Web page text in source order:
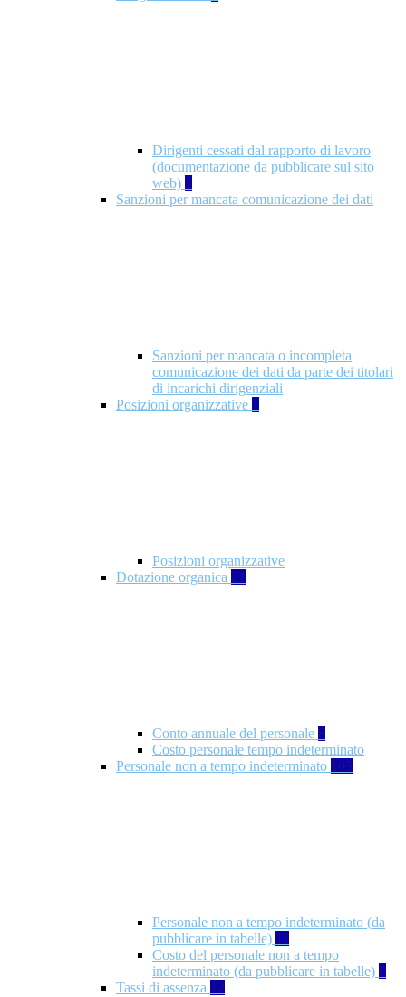
Dirigenti cessati dal rapporto di lavoro
(documentazione da pubblicare sul sito
web) 1
Sanzioni per mancata comunicazione dei dati
Sanzioni per mancata o incompleta
comunicazione dei dati da parte dei titolari
di incarichi dirigenziali
Posizioni organizzative 1
Posizioni organizzative
Dotazione organica 21
Conto annuale del personale 8
Costo personale tempo indeterminato
Personale non a tempo indeterminato 105
Personale non a tempo indeterminato (da
pubblicare in tabelle) 11
Costo del personale non a tempo
indeterminato (da pubblicare in tabelle) 8
Tassi di assenza 12